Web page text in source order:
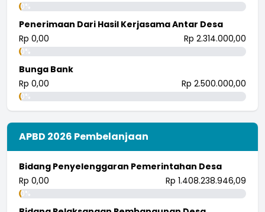
0%
Penerimaan Dari Hasil Kerjasama Antar Desa
Rp 0,00
Rp 2.314.000,00
0%
Bunga Bank
Rp 0,00
Rp 2.500.000,00
0%
APBD 2026 Pembelanjaan
Bidang Penyelenggaran Pemerintahan Desa
Rp 0,00
Rp 1.408.238.946,09
0%